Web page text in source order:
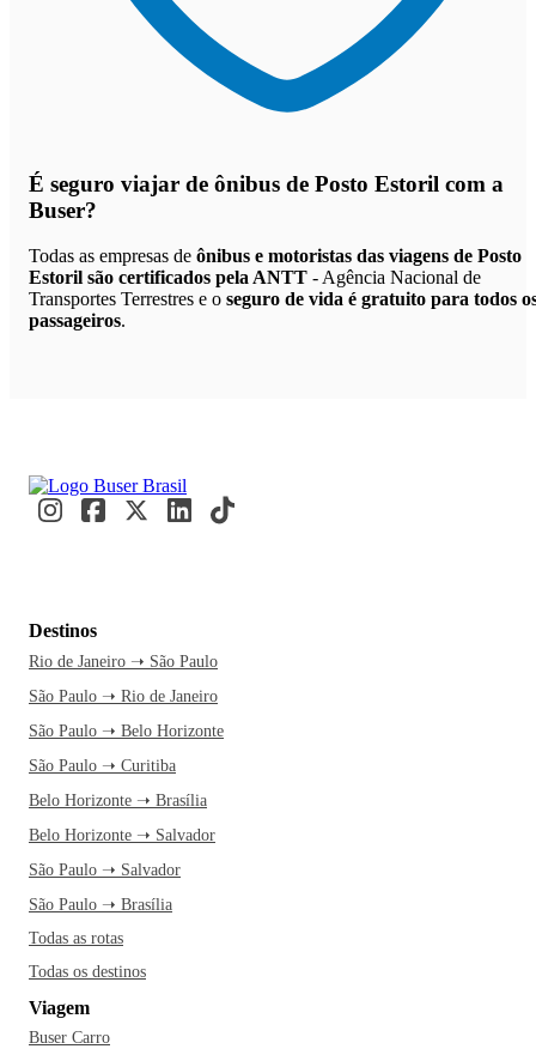
É seguro viajar de ônibus de Posto Estoril com a
Buser?
Todas as empresas de ônibus e motoristas das viagens de Posto
Estoril são certificados pela ANTT - Agência Nacional de
Transportes Terrestres e o seguro de vida é gratuito para todos
passageiros.
Destinos
Rio de Janeiro ➝ São Paulo
São Paulo ➝ Rio de Janeiro
São Paulo ➝ Belo Horizonte
São Paulo ➝ Curitiba
Belo Horizonte ➝ Brasília
Belo Horizonte ➝ Salvador
São Paulo ➝ Salvador
São Paulo ➝ Brasília
Todas as rotas
Todas os destinos
Viagem
Buser Carro